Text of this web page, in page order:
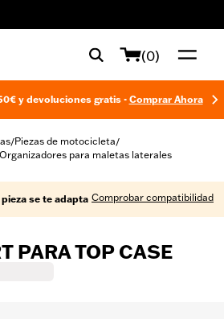
(0)
y devoluciones gratis - Comprar Ahora
/Piezas de motocicleta/
Organizadores para maletas laterales
se te adapta Comprobar compatibilidad
PARA TOP CASE